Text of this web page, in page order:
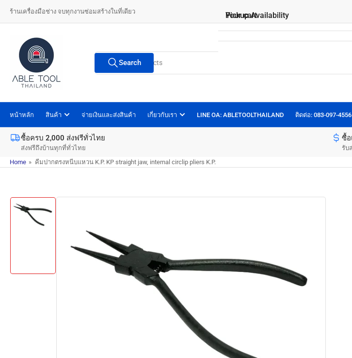
ร้านเครื่องมือช่าง จบทุกงานซ่อมสร้างในที่เดียว
Search
products
Search
หน้าหลัก สินค้า จ่ายเงินและส่งสินค้า เกี่ยวกับเรา LINE OA: ABLETOOLTHAILAND ติดต่อ: 083-097-
ซื้อครบ 2,000 ส่งฟรีทั่วไทย
ส่งฟรีถึงบ้านทุกที่ทั่วไทย
ซื้อ
รับ
Home » คีมปากตรงหนีบแหวน K.P. KP straight jaw, internal circlip pliers K.P.
Skip
view
Your cart
Pickup Availability
คีมปากตรงหนีบแหวน K.P. KP
50 Rama1 Rd